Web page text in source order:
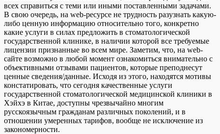
всех справиться с теми или иными поставленными задачами.
В свою очередь, на web-ресурсе не трудность разузнать какую-
либо ценную информацию относительно того, конкретно
какие услуги в силах предложить в стоматологической
государственной клинике, в наличии которой все требуемые
лицензии признанные во всем мире. Заметим, что, на web-
сайте возможно в любой момент ознакомиться внимательно с
объективными отзывами пациентов, которые преподнесут
ценные сведения/данные. Исходя из этого, находятся мотивы
констатировать, что сегодня качественные услуги
государственной стоматологической медицинской клиники в
Хэйхэ в Китае, доступны чрезвычайно многим
русскоязычным гражданам различных поколений, и в
отношении умеренных тарифов, вообще не исключение из
закономерности.